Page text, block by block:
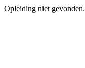
Opleiding niet gevonden.